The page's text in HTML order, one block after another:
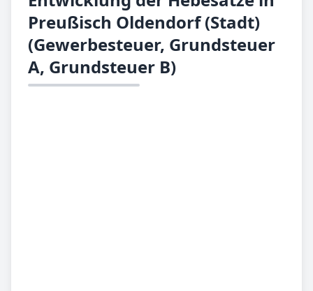
Preußisch Oldendorf (Stadt)
(Gewerbesteuer, Grundsteuer
A, Grundsteuer B)